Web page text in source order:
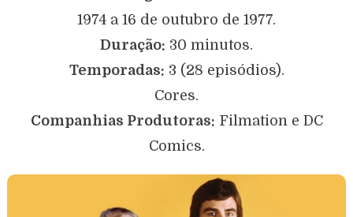
1974 a 16 de outubro de 1977.
Duração: 30 minutos.
Temporadas: 3 (28 episódios).
Cores.
Companhias Produtoras: Filmation e DC
Comics.